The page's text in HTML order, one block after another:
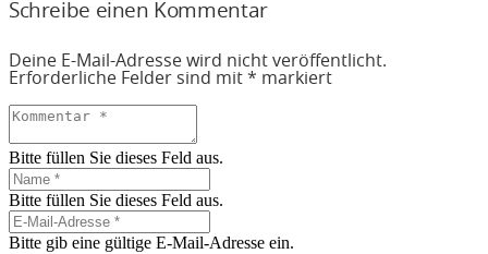
Schreibe einen Kommentar
Deine E-Mail-Adresse wird nicht veröffentlicht.
Erforderliche Felder sind mit * markiert
Bitte füllen Sie dieses Feld aus.
Bitte füllen Sie dieses Feld aus.
Bitte gib eine gültige E-Mail-Adresse ein.